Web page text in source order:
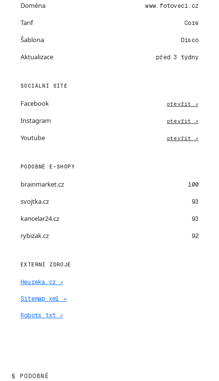
Doména www.fotoveci.cz
Tarif Core
Šablona Disco
Aktualizace před 3 týdny
SOCIÁLNÍ SÍTĚ
Facebook otevřít ↗
Instagram otevřít ↗
Youtube otevřít ↗
PODOBNÉ E-SHOPY
brainmarket.cz 100
svojtka.cz 93
kancelar24.cz 93
rybizak.cz 92
EXTERNÍ ZDROJE
Heureka.cz ↗
Sitemap.xml ↗
Robots.txt ↗
§ PODOBNÉ